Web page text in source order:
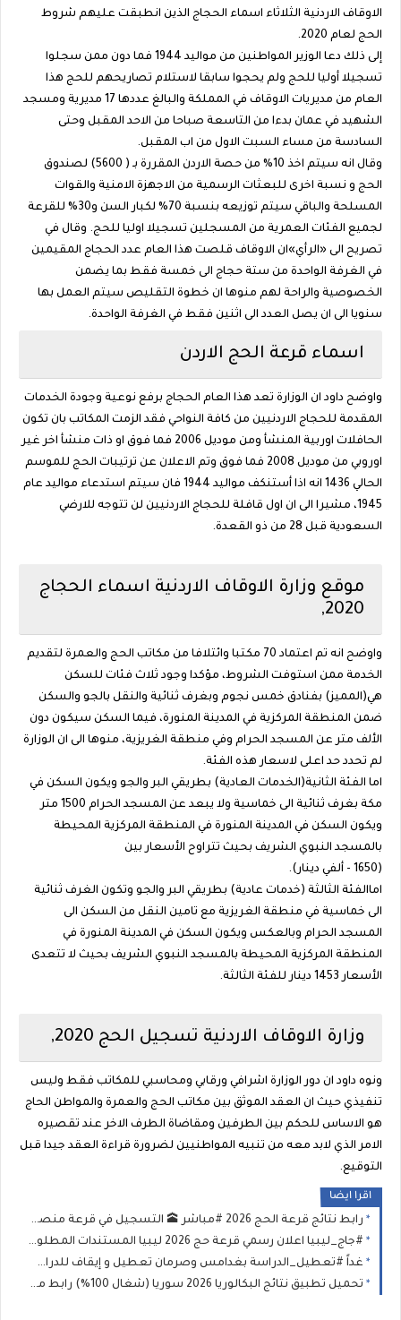
الاوقاف الاردنية الثلاثاء اسماء الحجاج الذين انطبقت عليهم شروط
الحج لعام 2020.
إلى ذلك دعا الوزير المواطنين من مواليد 1944 فما دون ممن سجلوا
تسجيلا أوليا للحج ولم يحجوا سابقا لاستلام تصاريحهم للحج هذا
العام من مديريات اﻻوقاف في المملكة والبالغ عددها 17 مديرية ومسجد
الشهيد في عمان بدءا من التاسعة صباحا من الاحد المقبل وحتى
السادسة من مساء السبت الاول من اب المقبل.
وقال انه سيتم اخذ 10% من حصة الاردن المقررة بـ ( 5600) لصندوق
الحج و نسبة اخرى للبعثات الرسمية من الاجهزة الامنية والقوات
المسلحة والباقي سيتم توزيعه بنسبة 70% لكبار السن و30% للقرعة
لجميع الفئات العمرية من المسجلين تسجيلا اوليا للحج. وقال في
تصريح الى «الرأي»ان الاوقاف قلصت هذا العام عدد الحجاج المقيمين
في الغرفة الواحدة من ستة حجاج الى خمسة فقط بما يضمن
الخصوصية والراحة لهم منوها ان خطوة التقليص سيتم العمل بها
سنويا الى ان يصل العدد الى اثنين فقط في الغرفة الواحدة.
اسماء قرعة الحج الاردن
واوضح داود ان الوزارة تعد هذا العام الحجاج برفع نوعية وجودة الخدمات
المقدمة للحجاج الاردنيين من كافة النواحي فقد الزمت المكاتب بان تكون
الحافلات اوربية المنشأ ومن موديل 2006 فما فوق او ذات منشأ اخر غير
اوروبي من موديل 2008 فما فوق وتم الاعلان عن ترتيبات الحج للموسم
الحالي 1436 انه اذا أستنكف مواليد 1944 فان سيتم استدعاء مواليد عام
1945، مشيرا الى ان اول قافلة للحجاج الاردنيين لن تتوجه للارضي
السعودية قبل 28 من ذو القعدة.
موقع وزارة الاوقاف الاردنية اسماء الحجاج
2020,
واوضح انه تم اعتماد 70 مكتبا وائتلافا من مكاتب الحج والعمرة لتقديم
الخدمة ممن استوفت الشروط، مؤكدا وجود ثلاث فئات للسكن
هي(المميز) بفنادق خمس نجوم وبغرف ثنائية والنقل بالجو والسكن
ضمن المنطقة المركزية في المدينة المنورة، فيما السكن سيكون دون
الألف متر عن المسجد الحرام وفي منطقة الغريزية، منوها الى ان الوزارة
لم تحدد حد اعلى لاسعار هذه الفئة.
اما الفئة الثانية(الخدمات العادية) بطريقي البر والجو ويكون السكن في
مكة بغرف ثنائية الى خماسية ولا يبعد عن المسجد الحرام 1500 متر
ويكون السكن في المدينة المنورة في المنطقة المركزية المحيطة
بالمسجد النبوي الشريف بحيث تتراوح الأسعار بين
(1650 - ألفي دينار).
اماالفئة الثالثة (خدمات عادية) بطريقي البر والجو وتكون الغرف ثنائية
الى خماسية في منطقة الغريزية مع تامين النقل من السكن الى
المسجد الحرام وبالعكس ويكون السكن في المدينة المنورة في
المنطقة المركزية المحيطة بالمسجد النبوي الشريف بحيث لا تتعدى
الأسعار 1453 دينار للفئة الثالثة.
وزارة الاوقاف الاردنية تسجيل الحج 2020,
ونوه داود ان دور الوزارة اشرافي ورقابي ومحاسبي للمكاتب فقط وليس
تنفيذي حيث ان العقد الموثق بين مكاتب الحج والعمرة والمواطن الحاج
هو الاساس للحكم بين الطرفين ومقاضاة الطرف الاخر عند تقصيره
الامر الذي لابد معه من تنبيه المواطنيين لضرورة قراءة العقد جيدا قبل
التوقيع.
اقرا ايضا
رابط نتائج قرعة الحج 2026 #مباشر 🕋 التسجيل في قرعة منصة «حجاج» | مواعيد قرعة الحج 2026 في ليبيا ورابط الشرح والتقديم
#جاج_ليبيا اعلان رسمي قرعة حج 2026 ليبيا المستندات المطلوبة وطريقة التسجيل في قرعة الحج بمنصة حجاج ليبيا 2026-1447
غداً #تعطيل_الدراسة بغدامس وصرمان تعطيل و إيقاف للدراسة في هذا البلديات اجازة بالمدارس حتى يوم السبت
تحميل تطبيق نتائج البكالوريا 2026 سوريا (شغال 100%) رابط مباشر (APK) لنتيجة الثانوية العامة